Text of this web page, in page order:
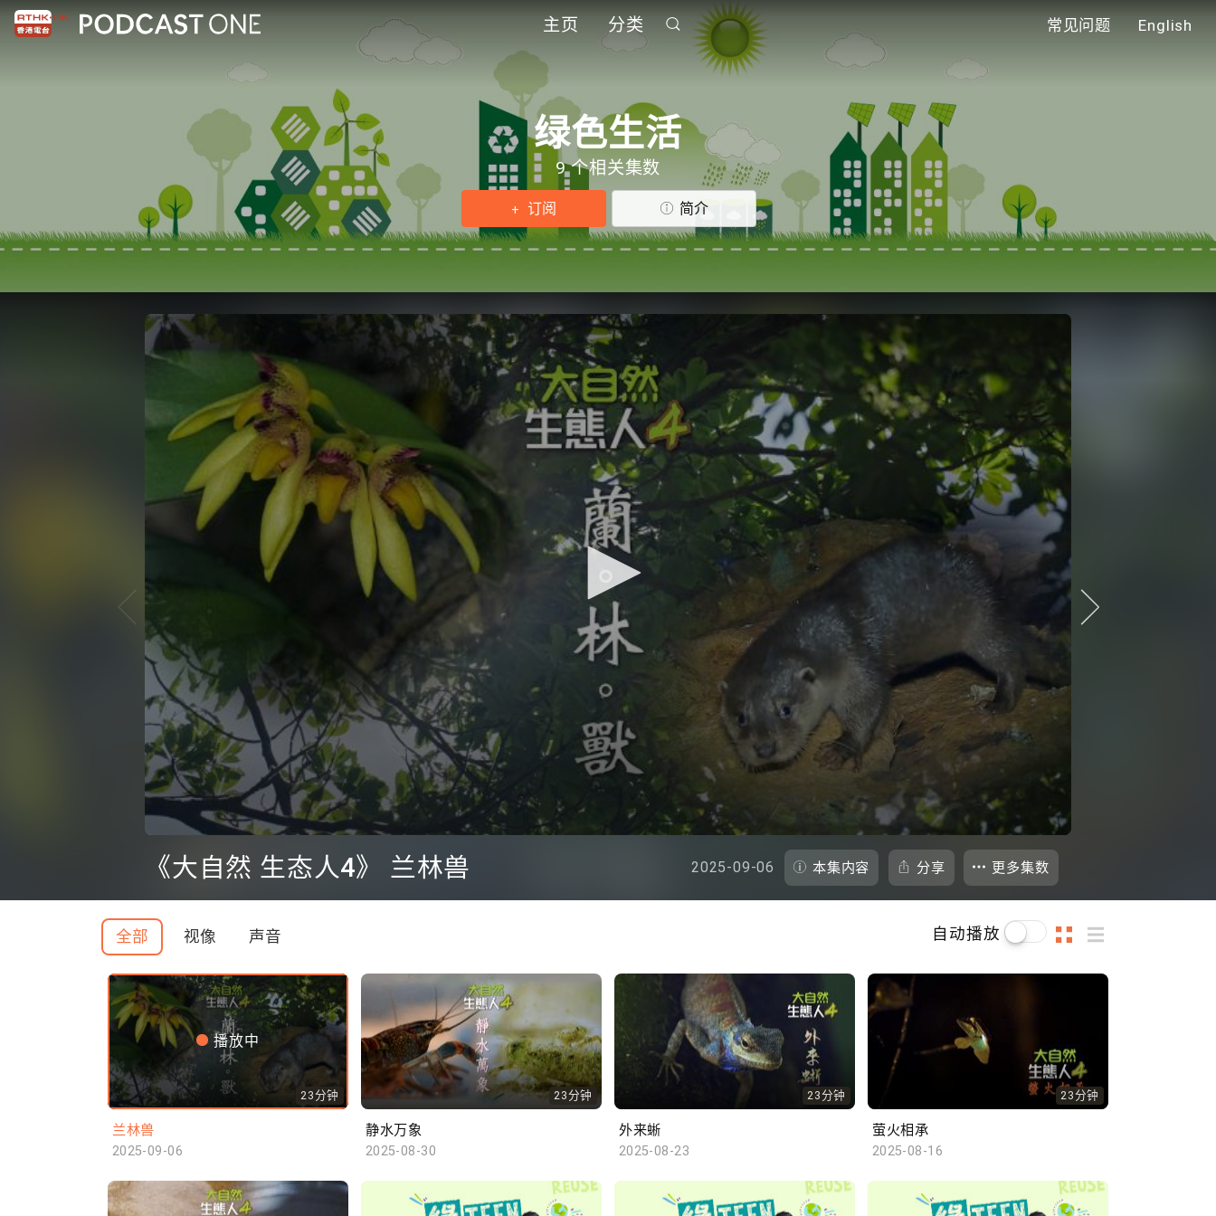
主页 分类 常见问题 English
绿色生活
9 个相关集数
订阅 简介
seconds
secondsVolume
《大自然 生态人4》 兰林兽 2025-09-06 本集内容 分享 更多集数
全部 视像 声音 自动播放
播放中
23分钟
兰林兽
2025-09-06
23分钟
静水万象
2025-08-30
23分钟
外来蜥
2025-08-23
23分钟
萤火相承
2025-08-16